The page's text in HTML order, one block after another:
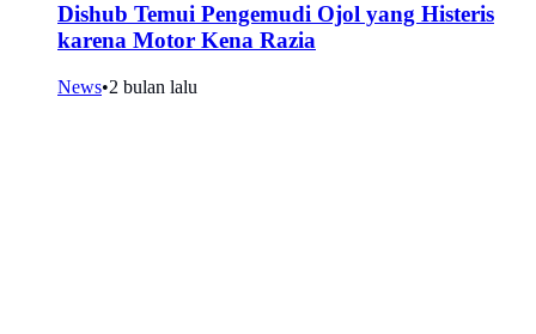
Dishub Temui Pengemudi Ojol yang Histeris
karena Motor Kena Razia
News•2 bulan lalu